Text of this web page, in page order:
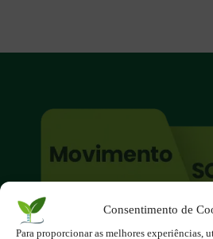
Consentimento de
Para proporcionar as melhores experiências,
O site é um movimento